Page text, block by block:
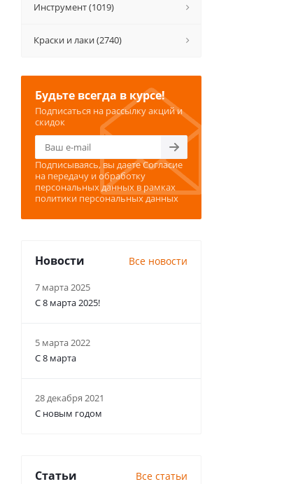
Инструмент (1019)
Краски и лаки (2740)
Будьте всегда в курсе!
Подписаться на рассылку акций и
скидок
Подписываясь, вы даетеСогласие
на передачу и обработку
персональных данных в рамках
политики персональных данных
Новости Все новости
7 марта 2025
С 8 марта 2025!
5 марта 2022
С 8 марта
28 декабря 2021
С новым годом
Статьи Все статьи